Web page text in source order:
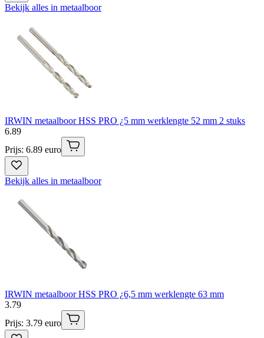
Bekijk alles in metaalboor
IRWIN metaalboor HSS PRO ¿5 mm werklengte 52 mm 2 stuks
6.89
Prijs: 6.89 euro
Bekijk alles in metaalboor
IRWIN metaalboor HSS PRO ¿6,5 mm werklengte 63 mm
3.79
Prijs: 3.79 euro